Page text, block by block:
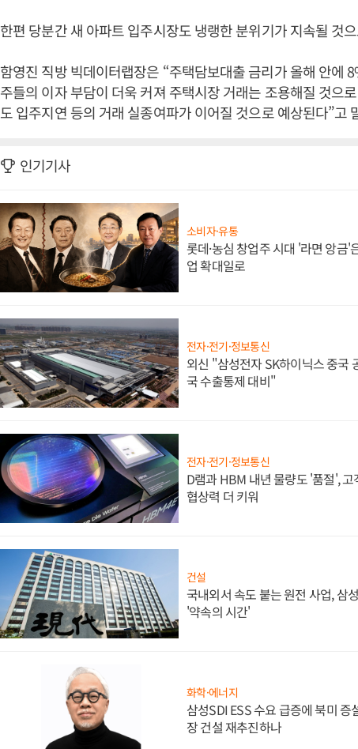
한편 당분간 새 아파트 입주시장도 냉랭한 분위기가 지속될 것
함영진 직방 빅데이터랩장은 “주택담보대출 금리가 올해 안에
주들의 이자 부담이 더욱 커져 주택시장 거래는 조용해질 것으
도 입주지연 등의 거래 실종여파가 이어질 것으로 예상된다”고
인기기사
소비자·유통
롯데·농심 창업주 시대 '라면 앙금'
업 확대일로
전자·전기·정보통신
외신 "삼성전자 SK하이닉스 중국
국 수출통제 대비"
전자·전기·정보통신
D램과 HBM 내년 물량도 '품절',
협상력 더 키워
건설
국내외서 속도 붙는 원전 사업, 삼
'약속의 시간'
화학·에너지
삼성SDI ESS 수요 급증에 북미 증
장 건설 재추진하나